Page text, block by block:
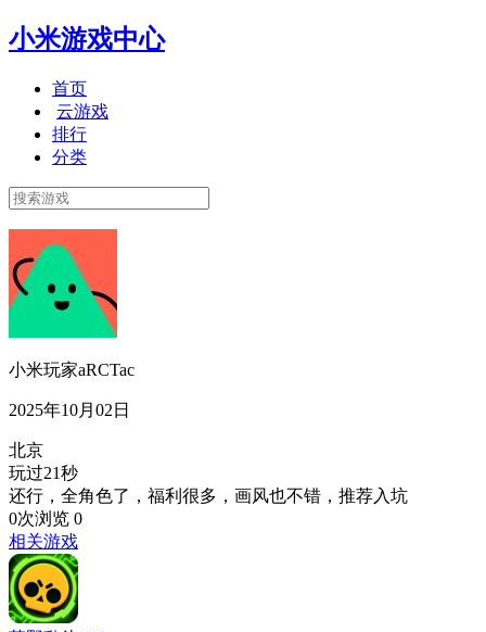
小米游戏中心
首页
云游戏
排行
分类
小米玩家aRCTac
2025年10月02日
北京
玩过21秒
还行，全角色了，福利很多，画风也不错，推荐入坑
0次浏览 0
相关游戏